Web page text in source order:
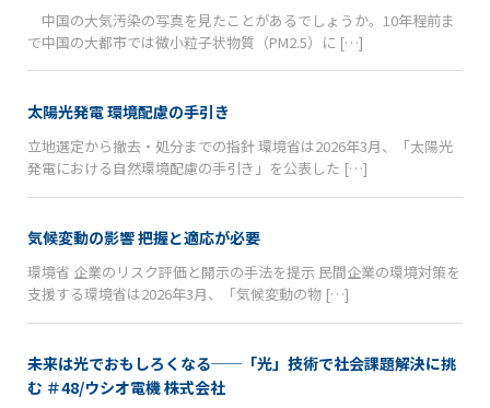
中国の大気汚染の写真を見たことがあるでしょうか。10年程前ま
で中国の大都市では微小粒子状物質（PM2.5）に […]
太陽光発電 環境配慮の手引き
立地選定から撤去・処分までの指針 環境省は2026年3月、「太陽光
発電における自然環境配慮の手引き」を公表した […]
気候変動の影響 把握と適応が必要
環境省 企業のリスク評価と開示の手法を提示 民間企業の環境対策を
支援する環境省は2026年3月、「気候変動の物 […]
未来は光でおもしろくなる──「光」技術で社会課題解決に挑
む ＃48/ウシオ電機 株式会社